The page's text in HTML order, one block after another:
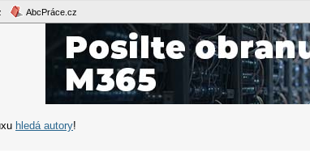
AbcPráce.cz
hledá autory!